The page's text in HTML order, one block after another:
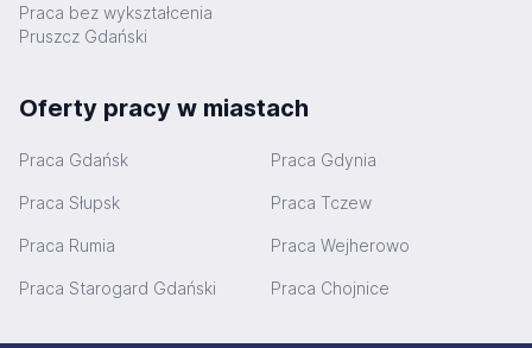
Praca bez wykształcenia
Pruszcz Gdański
Oferty pracy w miastach
Praca Gdańsk Praca Gdynia
Praca Słupsk Praca Tczew
Praca Rumia Praca Wejherowo
Praca Starogard Gdański Praca Chojnice